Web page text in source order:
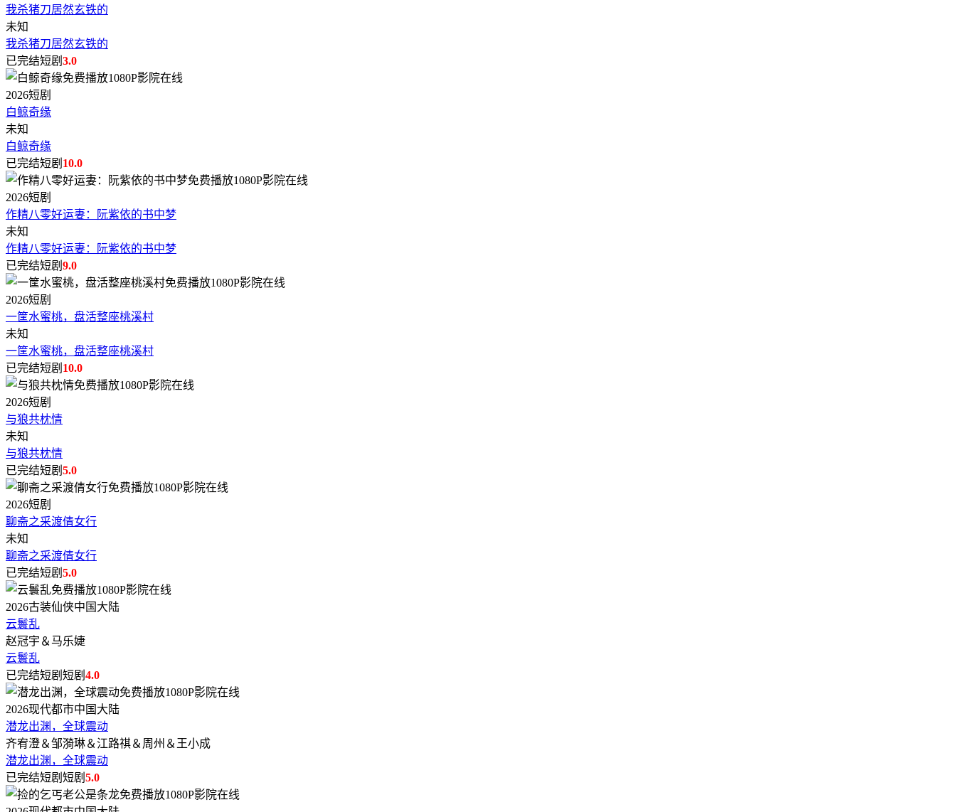
我杀猪刀居然玄铁的
未知
我杀猪刀居然玄铁的
已完结短剧 3.0
2026短剧
白鲸奇缘
未知
白鲸奇缘
已完结短剧 10.0
2026短剧
作精八零好运妻：阮紫依的书中梦
未知
作精八零好运妻：阮紫依的书中梦
已完结短剧 9.0
2026短剧
一筐水蜜桃，盘活整座桃溪村
未知
一筐水蜜桃，盘活整座桃溪村
已完结短剧 10.0
2026短剧
与狼共枕情
未知
与狼共枕情
已完结短剧 5.0
2026短剧
聊斋之采渡倩女行
未知
聊斋之采渡倩女行
已完结短剧 5.0
2026古装仙侠中国大陆
云鬟乱
赵冠宇＆马乐婕
云鬟乱
已完结短剧短剧 4.0
2026现代都市中国大陆
潜龙出渊，全球震动
齐宥澄＆邹漪琳＆江路祺＆周州＆王小成
潜龙出渊，全球震动
已完结短剧短剧 5.0